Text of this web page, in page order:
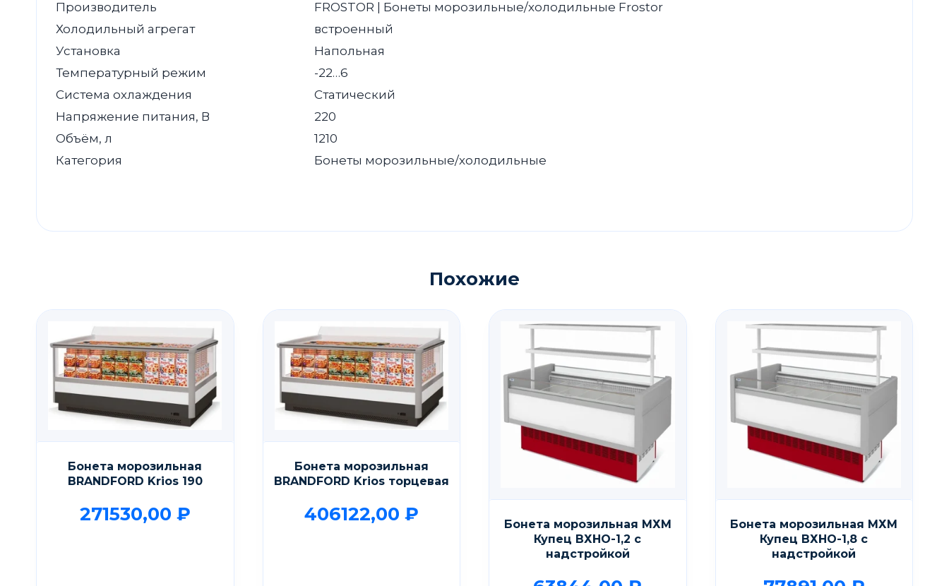
Производитель
FROSTOR | Бонеты морозильные/холодильные Frostor
Холодильный агрегат
встроенный
Установка
Напольная
Температурный режим
-22…6
Система охлаждения
Статический
Напряжение питания, В
220
Объём, л
1210
Категория
Бонеты морозильные/холодильные
Похожие
Бонета морозильная
BRANDFORD Krios 190
271530,00 ₽
Бонета морозильная
BRANDFORD Krios торцевая
406122,00 ₽
Бонета морозильная МХМ
Купец ВХНО-1,2 с
надстройкой
Бонета морозильная МХМ
Купец ВХНО-1,8 с
надстройкой